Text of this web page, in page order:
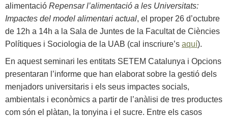
alimentació Repensar l’alimentació a les Universitats:
Impactes del model alimentari actual, el proper 26 d’octubre
de 12h a 14h a la Sala de Juntes de la Facultat de Ciències
Polítiques i Sociologia de la UAB (cal inscriure’s aquí).
En aquest seminari les entitats SETEM Catalunya i Opcions
presentaran l’informe que han elaborat sobre la gestió dels
menjadors universitaris i els seus impactes socials,
ambientals i econòmics a partir de l’anàlisi de tres productes
com són el plàtan, la tonyina i el sucre. Entre els casos